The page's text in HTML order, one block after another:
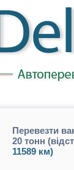
Перевезти
20 тонн
11589 км)